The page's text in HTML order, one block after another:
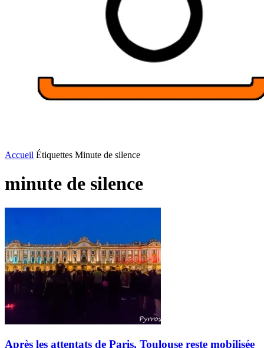
Accueil Étiquettes Minute de silence
minute de silence
Après les attentats de Paris, Toulouse reste mobilisée